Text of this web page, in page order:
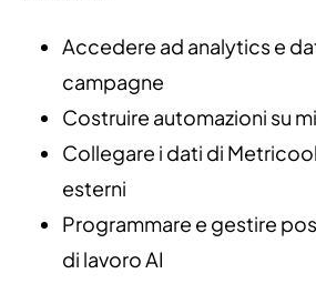
Accedere ad analytics e
campagne
Costruire automazioni su
Collegare i dati di
esterni
Programmare e gestire
di lavoro AI